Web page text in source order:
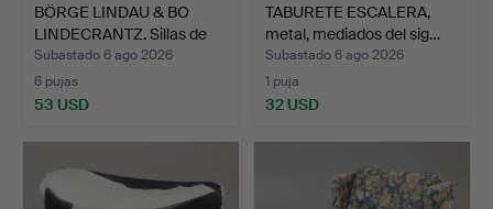
BÖRGE LINDAU & BO
LINDECRANTZ. Sillas de
d…
Subastado 6 ago 2026
6 pujas
53 USD
TABURETE ESCALERA,
metal, mediados del sig…
Subastado 6 ago 2026
1 puja
32 USD